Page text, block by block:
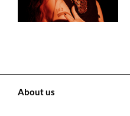
About us